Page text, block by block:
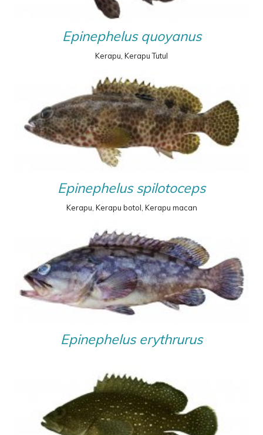
Epinephelus quoyanus
Kerapu, Kerapu Tutul
Epinephelus spilotoceps
Kerapu, Kerapu botol, Kerapu macan
Epinephelus erythrurus